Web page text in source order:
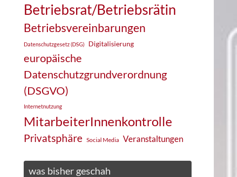
Betriebsrat/Betriebsrätin
Betriebsvereinbarungen
Datenschutzgesetz (DSG) Digitalisierung
europäische
Datenschutzgrundverordnung
(DSGVO)
Internetnutzung
MitarbeiterInnenkontrolle
Privatsphäre Social Media Veranstaltungen
was bisher geschah